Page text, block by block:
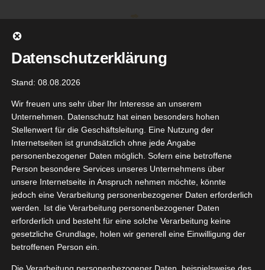
springen
Gehe zu ...
4
Test
Datenschutzerklärung
Stand: 08.08.2026
Wir freuen uns sehr über Ihr Interesse an unserem
Unternehmen. Datenschutz hat einen besonders hohen
Stellenwert für die Geschäftsleitung. Eine Nutzung der
Internetseiten ist grundsätzlich ohne jede Angabe
personenbezogener Daten möglich. Sofern eine betroffene
Person besondere Services unseres Unternehmens über
unsere Internetseite in Anspruch nehmen möchte, könnte
jedoch eine Verarbeitung personenbezogener Daten erforderlich
werden. Ist die Verarbeitung personenbezogener Daten
erforderlich und besteht für eine solche Verarbeitung keine
gesetzliche Grundlage, holen wir generell eine Einwilligung der
betroffenen Person ein.